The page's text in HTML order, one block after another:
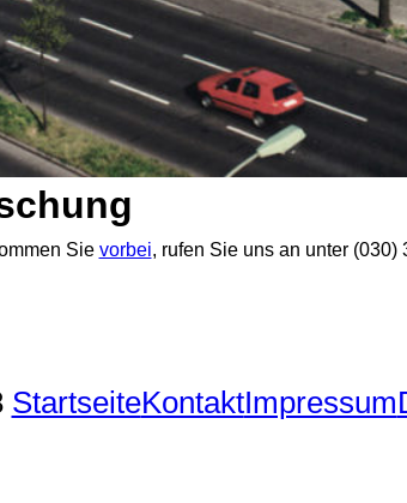
Sie vorbei, rufen Sie uns an unter
StartseiteKontaktImpressum